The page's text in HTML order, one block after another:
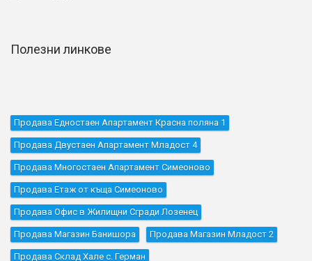
Полезни линкове
Продава Едностаен Апартамент Красна поляна 1
Продава Двустаен Апартамент Младост 4
Продава Многостаен Апартамент Симеоново
Продава Етаж от къща Симеоново
Продава Офис в Жилищни Сгради Лозенец
Продава Магазин Банишора Продава Магазин Младост 2
Продава Склад Хале с. Герман